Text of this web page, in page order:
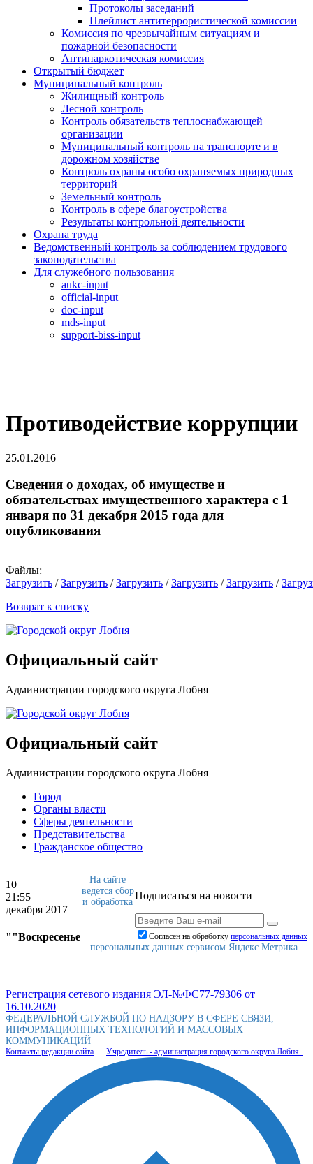
Протоколы заседаний
Плейлист антитеррористической комиссии
Комиссия по чрезвычайным ситуациям и
пожарной безопасности
Антинаркотическая комиссия
Открытый бюджет
Муниципальный контроль
Жилищный контроль
Лесной контроль
Контроль обязательств теплоснабжающей
организации
Муниципальный контроль на транспорте и в
дорожном хозяйстве
Контроль охраны особо охраняемых природных
территорий
Земельный контроль
Контроль в сфере благоустройства
Результаты контрольной деятельности
Охрана труда
Ведомственный контроль за соблюдением трудового
законодательства
Для служебного пользования
aukc-input
official-input
doc-input
mds-input
support-biss-input
Противодействие коррупции
25.01.2016
Сведения о доходах, об имуществе и
обязательствах имущественного характера с 1
января по 31 декабря 2015 года для
опубликования
Файлы:
Загрузить /Загрузить /Загрузить /Загрузить /Загрузить /
Возврат к списку
Официальный сайт
Администрации городского округа Лобня
Официальный сайт
Администрации городского округа Лобня
Город
Органы власти
Сферы деятельности
Представительства
Гражданское общество
10
21:55
декабря 2017
""Воскресенье
Подписаться на новости
Согласен на обработку персональныx данных
На сайте
ведется сбор
и обработка
персональных данных сервисом Яндекс.Метрика
Регистрация сетевого издания ЭЛ-№ФС77-79306 от
16.10.2020
ФЕДЕРАЛЬНОЙ СЛУЖБОЙ ПО НАДЗОРУ В СФЕРЕ СВЯЗИ,
ИНФОРМАЦИОННЫХ ТЕХНОЛОГИЙ И МАССОВЫХ
КОММУНИКАЦИЙ
Контакты редакции сайта Учредитель - администрация городского округа Лобня